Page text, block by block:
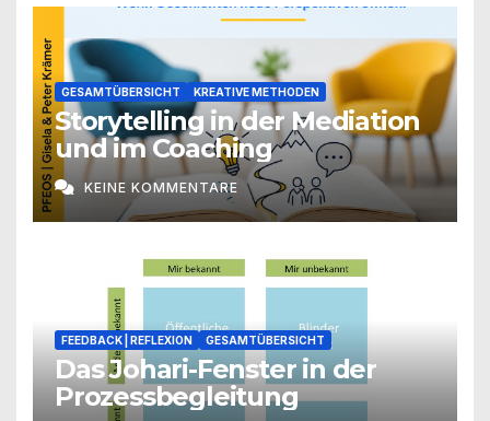
GESAMTÜBERSICHT KREATIVE METHODEN
Storytelling in der Mediation
und im Coaching
KEINE KOMMENTARE
FEEDBACK | REFLEXION GESAMTÜBERSICHT
Das Johari-Fenster in der
Prozessbegleitung